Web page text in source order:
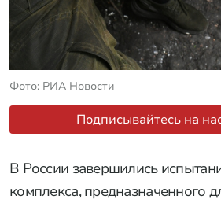
Фото: РИА Новости
Подписывайтесь на
В России завершились
комплекса, предназначенного